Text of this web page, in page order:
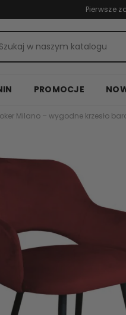
Pierwsze
PROMOCJE
Milano – wygodne krzesło